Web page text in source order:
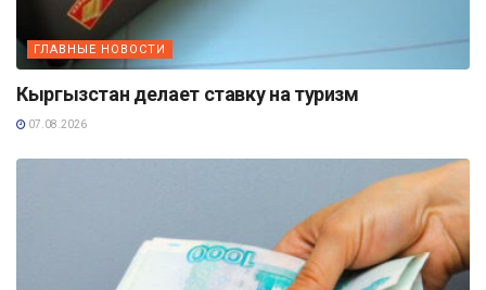
ГЛАВНЫЕ НОВОСТИ
Кыргызстан делает ставку на туризм
07.08.2026